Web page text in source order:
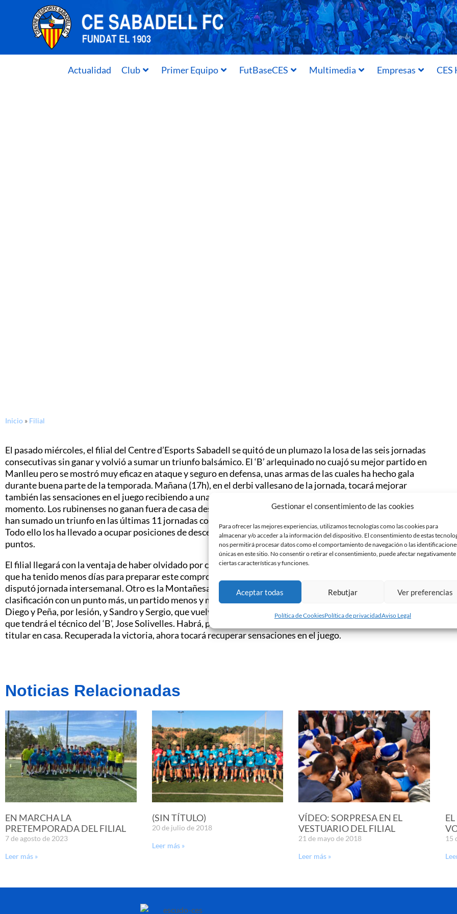
Gestionar el consentimiento de las cookies
Para ofrecer las mejores experiencias, utilizamos tecnologías como las cookies para
almacenar y/o acceder a la información del dispositivo. El consentimiento de estas
nos permitirá procesar datos como el comportamiento de navegación o las
únicas en este sitio. No consentir o retirar el consentimiento, puede afectar negativamente
ciertas características y funciones.
Aceptar todas Rebutjar Ver preferencias
Política de CookiesPolítica de privacidadAviso Legal
Actualidad Club Primer Equipo FutBaseCES Multimedia Empresas CES
Inicio » Filial
El pasado miércoles, el filial del Centre d’Esports Sabadell se quitó de un plumazo la losa de las seis jornadas
consecutivas sin ganar y volvió a sumar un triunfo balsámico. El ‘B’ arlequinado no cuajó su mejor partido en
Manlleu pero se mostró muy eficaz en ataque y seguro en defensa, unas armas de las cuales ha hecho gala
durante buena parte de la temporada. Mañana (17h), en el derbi vallesano de la jornada, tocará mejorar
también las sensaciones en el juego recibiendo a una UE Rubí que no pasa, ni de lejos, por su mejor
momento. Los rubinenses no ganan fuera de casa desde el 11 de octubre, precisamente en Manlleu, y solo
han sumado un triunfo en las últimas 11 jornadas contra el otro equipo del Vallès Occidental, el Terrassa.
Todo ello los ha llevado a ocupar posiciones de descenso a Primera Catalana y a tener la salvación a cinco
puntos.
El filial llegará con la ventaja de haber olvidado por completo la derrota contra el Peralada pero lo cierto es
que ha tenido menos días para preparar este compromiso. El Rubí fue uno de los cuatro equipos que no
disputó jornada intersemanal. Otro es la Montañesa, rival que está justo por encima del Sabadell ‘B’ en la
clasificación con un punto más, un partido menos y marcando la zona de promoción de ascenso a Segunda B.
Diego y Peña, por lesión, y Sandro y Sergio, que vuelven a ir convocados con el primer equipo, serán las bajas
que tendrá el técnico del ‘B’, Jose Solivelles. Habrá, por tanto, relevo en la portería y Aliaga volverá a ser
titular en casa. Recuperada la victoria, ahora tocará recuperar sensaciones en el juego.
Noticias Relacionadas
EN MARCHA LA
PRETEMPORADA DEL FILIAL
7 de agosto de 2023
Leer más »
(SIN TÍTULO)
20 de julio de 2018
Leer más »
VÍDEO: SORPRESA EN EL
VESTUARIO DEL FILIAL
21 de mayo de 2018
Leer más »
15